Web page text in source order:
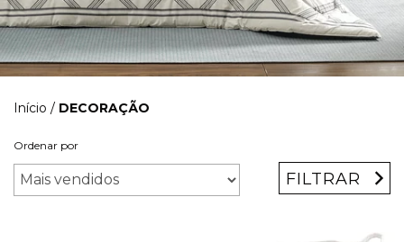
Início / DECORAÇÃO
Ordenar por
FILTRAR